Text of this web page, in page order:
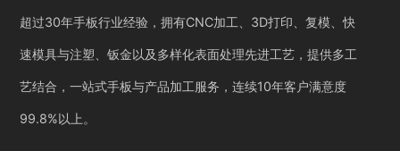
超过30年手板行业经验，拥有CNC加工、3D打印、复模、快
速模具与注塑、钣金以及多样化表面处理先进工艺，提供多工
艺结合，一站式手板与产品加工服务，连续10年客户满意度
99.8%以上。